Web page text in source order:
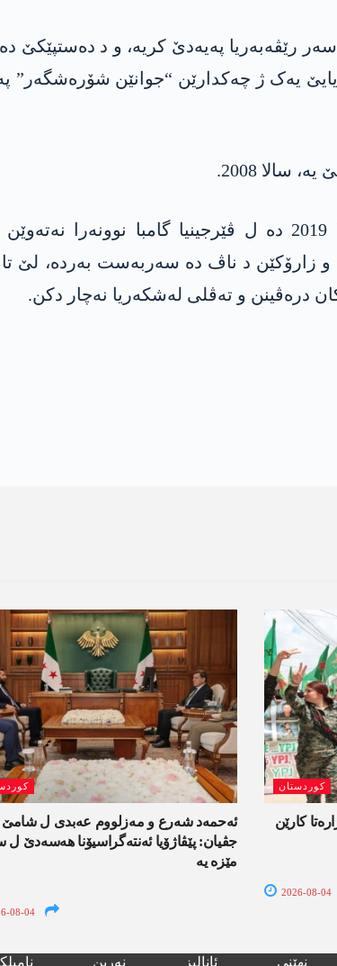
رێڤەبەریا پەیەدێ کریە، و د
سەعدیایێ یەک ژ چەکدارێن “جوانێن
2008.
فەرماندارێ ھێزێن سووریا دەمۆکراتیک مەزلووم کۆبانێ د سالا 2019
زارۆکێن د ناڤ دە سەربەست بەردە، لێ
درەڤینن و تەڤلی لەشکەریا نەچار دکن.
ئەحمەد شەرع و مەزلووم عەبدی ل شامێ
جڤیان: پێڤاژۆیا ئەنتەگراسیۆنا ھەسەدێ ل
مێزە یە
08-04
کوردستان
کارێن
2026-08-04
نەرین ئانالیز نھێنی